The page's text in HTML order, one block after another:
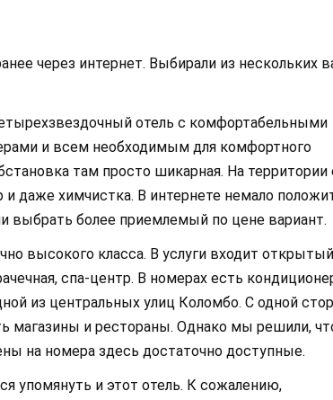
через интернет. Выбирали из нескольких
отель с комфортабельными
и всем необходимым для комфортного
там просто шикарная. На территории
и даже химчистка. В интернете немало
выбрать более приемлемый по цене вариант.
высокого класса. В услуги входит
спа-центр. В номерах есть
из центральных улиц Коломбо. С одной
магазины и рестораны. Однако мы решили,
на номера здесь достаточно доступные.
упомянуть и этот отель. К сожалению,